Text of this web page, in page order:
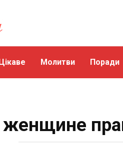
Молитви Поради
женщине